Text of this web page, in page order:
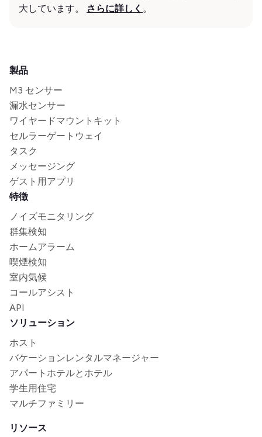
大しています。
さらに詳しく 。
製品
M3 センサー
漏水センサー
ワイヤードマウントキット
セルラーゲートウェイ
タスク
メッセージング
ゲスト用アプリ
特徴
ノイズモニタリング
群集検知
ホームアラーム
喫煙検知
室内気候
コールアシスト
API
ソリューション
ホスト
バケーションレンタルマネージャー
アパートホテルとホテル
学生用住宅
マルチファミリー
リソース